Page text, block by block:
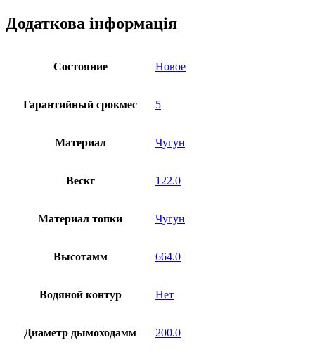
Додаткова інформація
Состояние Новое
Гарантийный срокмес 5
Материал Чугун
Вескг 122.0
Материал топки Чугун
Высотамм 664.0
Водяной контур Нет
Диаметр дымоходамм 200.0